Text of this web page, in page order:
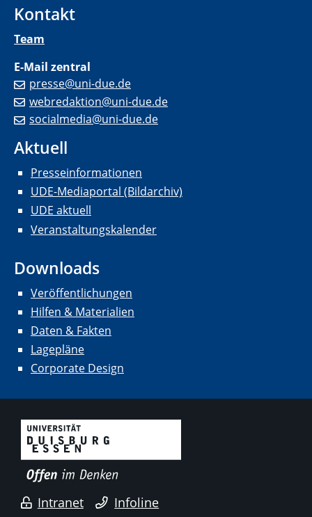
Kontakt
Team
E-Mail zentral
presse@uni-due.de
webredaktion@uni-due.de
socialmedia@uni-due.de
Aktuell
Presseinformationen
UDE-Mediaportal (Bildarchiv)
UDE aktuell
Veranstaltungskalender
Downloads
Veröffentlichungen
Hilfen & Materialien
Daten & Fakten
Lagepläne
Corporate Design
Intranet
Infoline